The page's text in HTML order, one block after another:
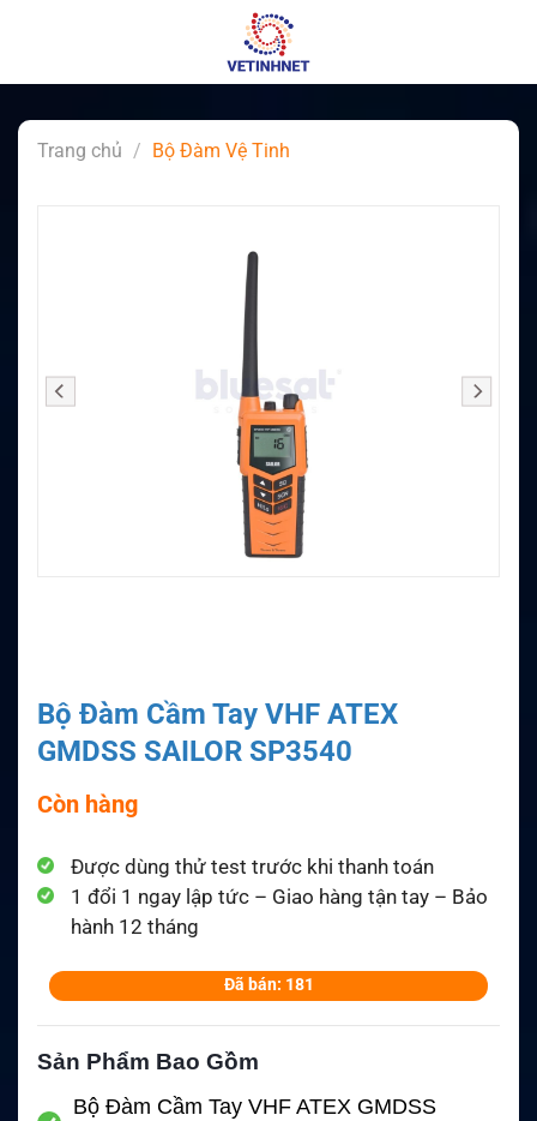
Trang chủ / Bộ Đàm Vệ Tinh
Bộ Đàm Cầm Tay VHF ATEX
GMDSS SAILOR SP3540
Còn hàng
Được dùng thử test trước khi thanh toán
1 đổi 1 ngay lập tức – Giao hàng tận tay – Bảo
hành 12 tháng
Đã bán: 181
Sản Phẩm Bao Gồm
Bộ Đàm Cầm Tay VHF ATEX GMDSS